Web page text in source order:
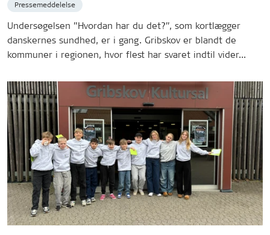
Pressemeddelelse
Undersøgelsen ”Hvordan har du det?”, som kortlægger
danskernes sundhed, er i gang. Gribskov er blandt de
kommuner i regionen, hvor flest har svaret indtil vider...